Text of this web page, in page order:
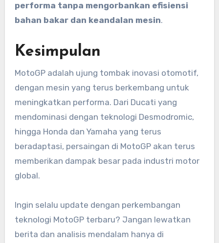
performa tanpa mengorbankan efisiensi
bahan bakar dan keandalan mesin.
Kesimpulan
MotoGP adalah ujung tombak inovasi otomotif,
dengan mesin yang terus berkembang untuk
meningkatkan performa. Dari Ducati yang
mendominasi dengan teknologi Desmodromic,
hingga Honda dan Yamaha yang terus
beradaptasi, persaingan di MotoGP akan terus
memberikan dampak besar pada industri motor
global.
Ingin selalu update dengan perkembangan
teknologi MotoGP terbaru? Jangan lewatkan
berita dan analisis mendalam hanya di